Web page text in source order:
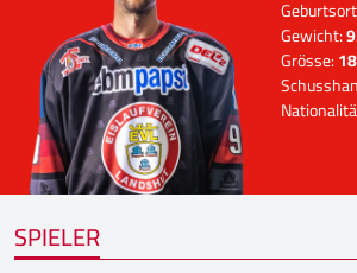
Gewicht:
Grösse:
SPIELER